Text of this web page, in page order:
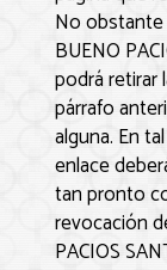
No
BUENO
podrá retirar
párrafo
alguna. En
enlace
tan pronto
revocación
PACIOS